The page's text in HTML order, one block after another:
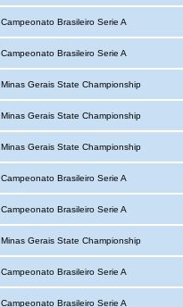
Campeonato Brasileiro Serie A
Campeonato Brasileiro Serie A
Minas Gerais State Championship
Minas Gerais State Championship
Minas Gerais State Championship
Campeonato Brasileiro Serie A
Campeonato Brasileiro Serie A
Minas Gerais State Championship
Campeonato Brasileiro Serie A
Campeonato Brasileiro Serie A